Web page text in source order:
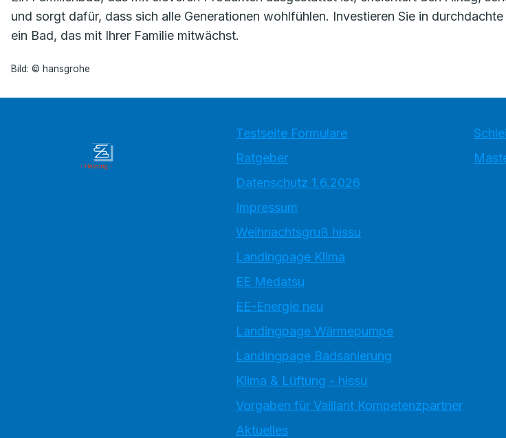
und sorgt dafür, dass sich alle Generationen wohlfühlen. Investieren Sie in
ein Bad, das mit Ihrer Familie mitwächst.
Bild: © hansgrohe
Testseite Formulare
Ratgeber
Datenschutz 1.6.2026
Impressum
Weihnachtsgruß hissu
Landingpage Klima
EE Medatsu
EE-Energie neu
Landingpage Wärmepumpe
Landingpage Badsanierung
Klima & Lüftung - hissu
Vorgaben für Vaillant Kompetenzpartner
Aktuelles